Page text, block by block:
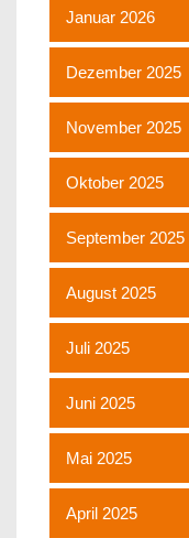
Januar 2026
Dezember 2025
November 2025
Oktober 2025
September 2025
August 2025
Juli 2025
Juni 2025
Mai 2025
April 2025